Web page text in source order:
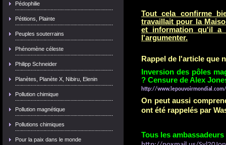
Pédophilie
Pétitions, Plainte
Peuples souterrains
Phénomène céleste
Philipp Schneider
Planètes, Planète X, Nibiru, Elenin
Pollution chimique
Pollution magnétique
Pollutions chimiques
Pour la paix dans le monde
Tout cela confirme
travaillait pour la
et information qu'il a
l'argumenter.
Rappel de l'article que
Inversion des pôles
? Censure de Alex
http://
On peut aussi
ont été rappelés par
Tous les